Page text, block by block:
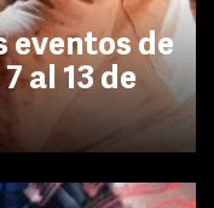
eventos de
al 13 de